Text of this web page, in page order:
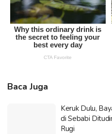
Baca Juga
Keruk Dulu,
di Sebabi
Rugi